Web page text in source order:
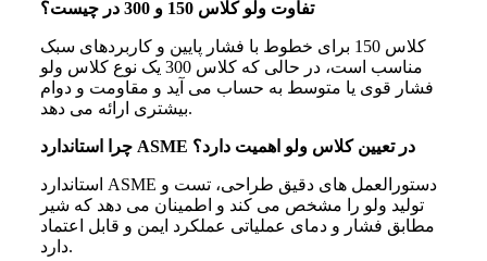
تفاوت ولو کلاس 150 و 300 در چیست؟
کلاس 150 برای خطوط با فشار پایین و کاربردهای سبک
مناسب است، در حالی که کلاس 300 یک نوع کلاس ولو
فشار قوی یا متوسط به حساب می آید و مقاومت و دوام
بیشتری ارائه می دهد.
چرا استاندارد ASME در تعیین کلاس ولو اهمیت دارد؟
استاندارد ASME دستورالعمل های دقیق طراحی، تست و
تولید ولو را مشخص می کند و اطمینان می دهد که شیر
مطابق فشار و دمای عملیاتی عملکرد ایمن و قابل اعتماد
دارد.